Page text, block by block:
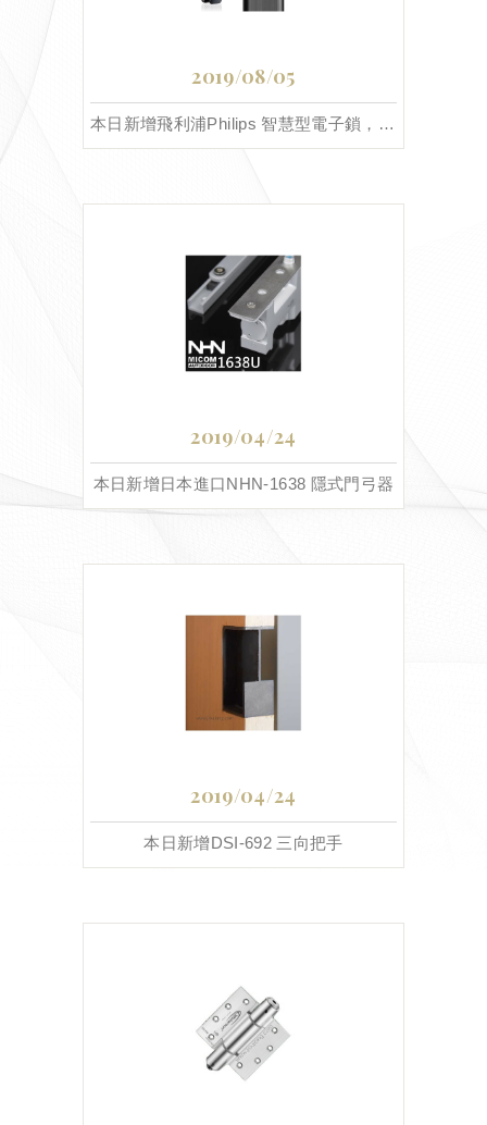
2019/08/05
本日新增飛利浦Philips 智慧型電子鎖，共三款
2019/04/24
本日新增日本進口NHN-1638 隱式門弓器
2019/04/24
本日新增DSI-692 三向把手